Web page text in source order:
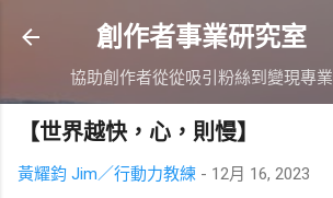
跳到主要內容
創作者事業研究室
協助創作者從從吸引粉絲到變現專業
【世界越快，心，則慢】
黃耀鈞 Jim／行動力教練 - 12月 16, 2023